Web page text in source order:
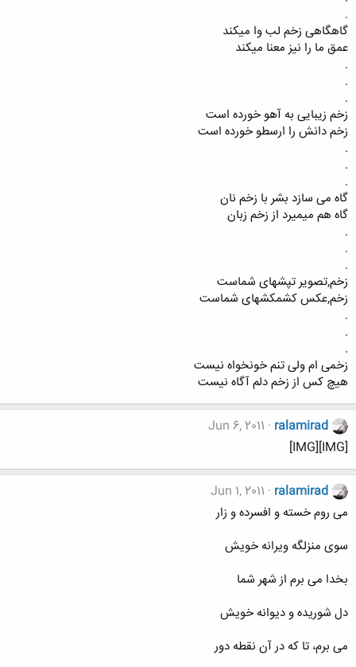
.
گاهگاهی زخم لب وا میکند
عمق ما را نیز معنا میکند
.
.
.
زخم زیبایی به آهو خورده است
زخم دانش را ارسطو خورده است
.
.
.
گاه می سازد بشر با زخم نان
گاه هم میمیرد از زخم زبان
.
.
.
زخم,تصویر تپشهای شماست
زخم,عکس کشمکشهای شماست
.
.
.
زخمی ام ولی تنم خونخواه نیست
هیچ کس از زخم دلم آگاه نیست
ralamirad
Jun 6, 2011
[IMG][IMG]
ralamirad
Jun 1, 2011
می روم خسته و افسرده و زار
سوی منزلگه ويرانه خويش
بخدا می برم از شهر شما
دل شوريده و ديوانه خويش
می برم، تا كه در آن نقطه دور